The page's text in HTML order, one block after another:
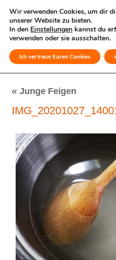
MENÜ
« Junge Feigen
Wir verwenden Cookies, um dir
unserer Website zu bieten.
In den Einstellungen kannst du
verwenden oder sie ausschalten.
Ich vertraue Euren Cookies